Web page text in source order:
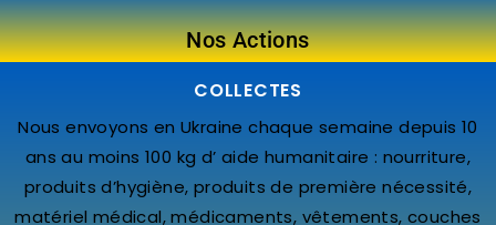
Nos Actions
COLLECTES
Nous envoyons en Ukraine chaque semaine depuis 10
ans au moins 100 kg d’ aide humanitaire : nourriture,
produits d’hygiène, produits de première nécessité,
matériel médical, médicaments, vêtements, couches